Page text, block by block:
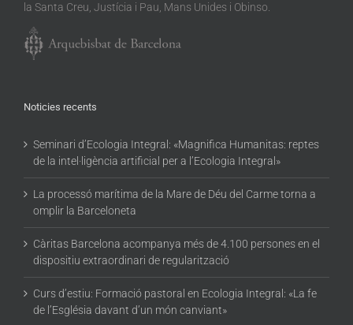
la Santa Creu, Justícia i Pau, Mans Unides i Obinso.
Noticies recents
Seminari d’Ecologia Integral: «Magnifica Humanitas: reptes
de la intel·ligència artificial per a l’Ecologia Integral»
La processó marítima de la Mare de Déu del Carme torna a
omplir la Barceloneta
Càritas Barcelona acompanya més de 4.100 persones en el
dispositiu extraordinari de regularització
Curs d’estiu: Formació pastoral en Ecologia Integral: «La fe
de l’Església davant d’un món canviant»